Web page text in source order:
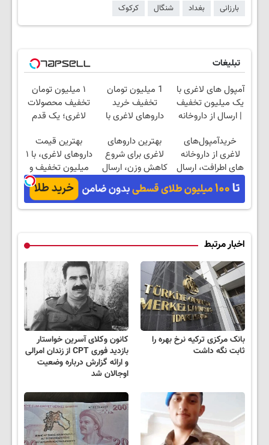
بارزانی
بغداد شنگال کرکوک
تبلیغات
آمپول های لاغری با
یک میلیون تخفیف
| ارسال از داروخانه
1 میلیون تومان
تخفیف خرید
داروهای لاغری با
پک یخ!
۱ میلیون تومان
تخفیف محصولات
لاغری؛ یک قدم
کاهش وزن
خریدآمپول‌های
لاغری از داروخانه
های اطرافت، ارسال
فوری همراه با پک
یخ!
بهترین داروهای
لاغری برای شروع
کاهش وزن، ارسال
از داروخانه های
نزدیکت!
بهترین قیمت
داروهای لاغری، با ۱
میلیون تخفیف و
ارسال از داروخانه‌
اخبار مرتبط
بانک مرکزی ترکیه نرخ بهره را
ثابت نگه داشت
کانون وکلای آسرین خواستار
بازدید فوری CPT از زندان امرالی
و ارائه گزارش درباره وضعیت
اوجالان شد